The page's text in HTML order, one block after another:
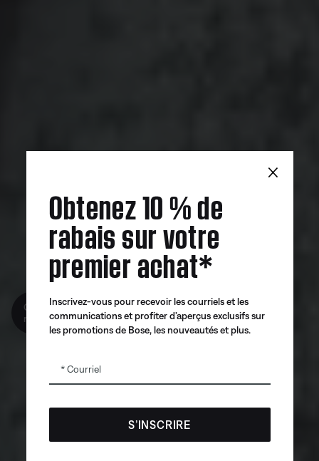
×
Obtenez 10 % de
rabais sur votre
premier achat*
Inscrivez-vous pour recevoir les courriels et les
communications et profiter d’aperçus exclusifs sur
les promotions de Bose, les nouveautés et plus.
Courriel
S’INSCRIRE
Obtenez 10% de
reduction!